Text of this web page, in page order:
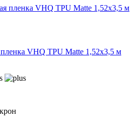
VHQ TPU Matte 1,52х3,5 м